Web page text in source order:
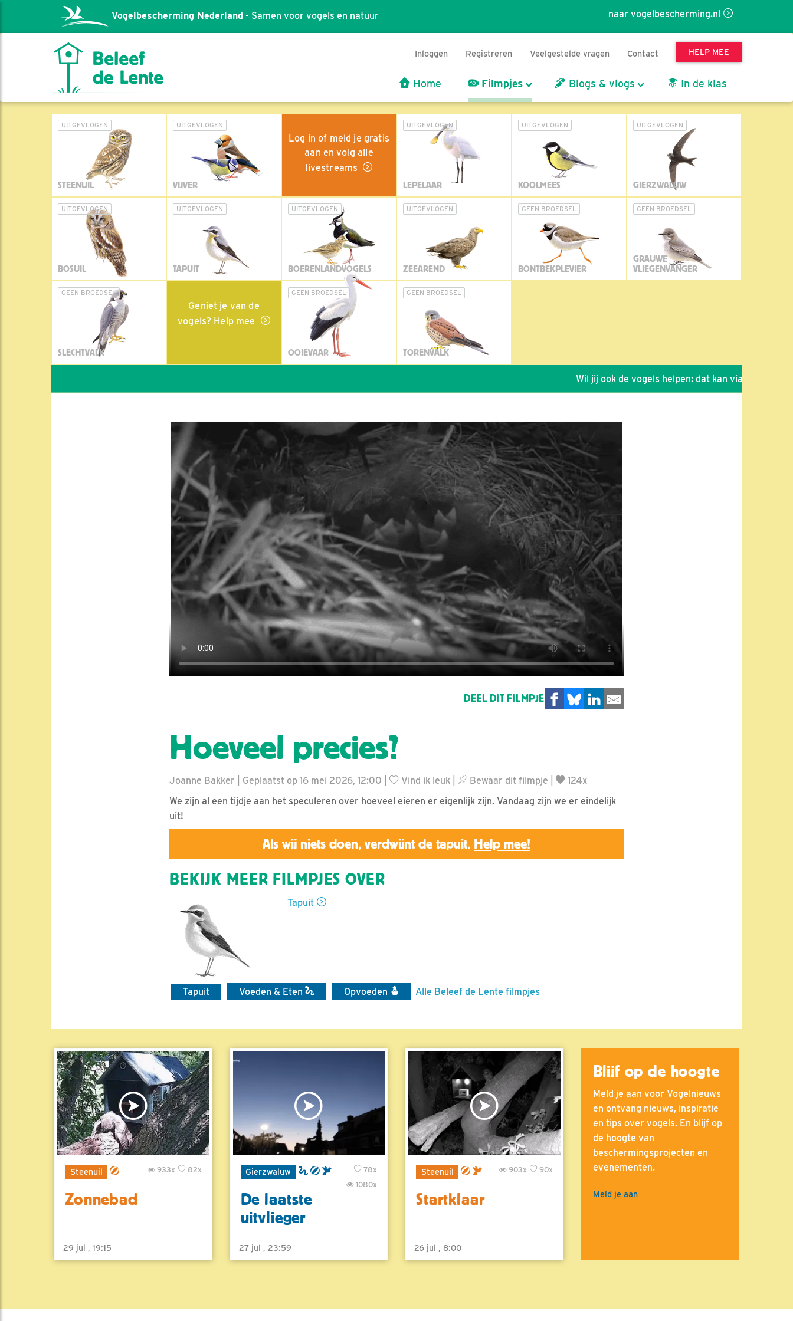
naar vogelbescherming.nl
Vogelbescherming Nederland - Samen voor vogels en natuur
Inloggen Registreren Veelgestelde vragen Contact HELP MEE
Home Filmpjes Blogs & vlogs In de klas
UITGEVLOGEN
STEENUIL
UITGEVLOGEN
VIJVER
Log in of meld je gratis
aan en volg alle
livestreams
UITGEVLOGEN
LEPELAAR
UITGEVLOGEN
KOOLMEES
UITGEVLOGEN
GIERZWALUW
UITGEVLOGEN
BOSUIL
UITGEVLOGEN
TAPUIT
UITGEVLOGEN
BOERENLANDVOGELS
UITGEVLOGEN
ZEEAREND
GEEN BROEDSEL
BONTBEKPLEVIER
GEEN BROEDSEL
GRAUWE
VLIEGENVANGER
GEEN BROEDSEL
SLECHTVALK
Geniet je van de
vogels? Help mee
GEEN BROEDSEL
OOIEVAAR
GEEN BROEDSEL
TORENVALK
Wil jij ook de vogels helpen: dat kan via de link!
DEEL DIT FILMPJE
Hoeveel precies?
Joanne Bakker | Geplaatst op 16 mei 2026, 12:00 | Vind ik leuk Bewaar dit filmpje
124x
We zijn al een tijdje aan het speculeren over hoeveel eieren er eigenlijk zijn. Vandaag zijn we er eindelijk
uit!
Als wij niets doen, verdwijnt de tapuit. Help mee!
BEKIJK MEER FILMPJES OVER
Tapuit
Tapuit Voeden & Eten Opvoeden Alle Beleef de Lente filmpjes
Steenuil 82x
933x
Zonnebad
29 jul , 19:15
Gierzwaluw
78x
1080x
De laatste
uitvlieger
27 jul , 23:59
Steenuil 90x
903x
Startklaar
26 jul , 8:00
Blijf op de hoogte
Meld je aan voor Vogelnieuws
en ontvang nieuws, inspiratie
en tips over vogels. En blijf op
de hoogte van
beschermingsprojecten en
evenementen.
Meld je aan